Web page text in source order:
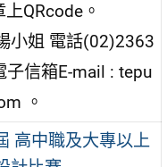
QRcode。
小姐 電話(02)2363
子信箱E-mail : tepu
。
高中職及大專以上